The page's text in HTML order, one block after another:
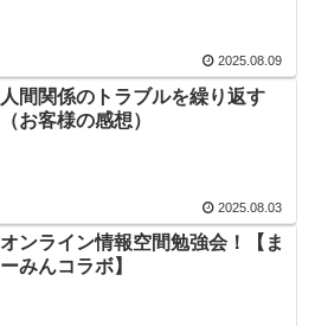
2025.08.09
人間関係のトラブルを繰り返す
（お客様の感想）
2025.08.03
オンライン情報空間勉強会！【ま
ーみんコラボ】